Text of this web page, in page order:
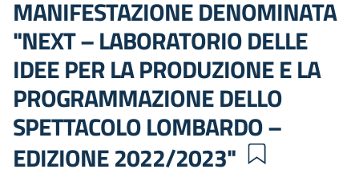
MANIFESTAZIONE DENOMINATA
"NEXT – LABORATORIO DELLE
IDEE PER LA PRODUZIONE E LA
PROGRAMMAZIONE DELLO
SPETTACOLO LOMBARDO –
EDIZIONE 2022/2023"